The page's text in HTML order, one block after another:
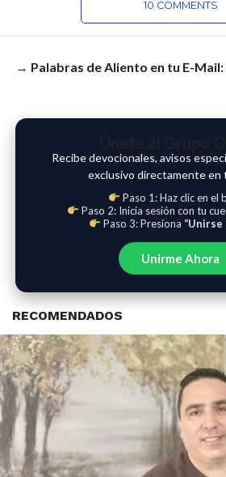
10 COMMENTS
→ Palabras de Aliento en tu E-Mail:
Recibe devocionales, avisos
exclusivo directamente en
Paso 1: Haz clic en el
Paso 2: Inicia sesión con tu
Paso 3: Presiona “Unirse
Unirme Ahora
RECOMENDADOS